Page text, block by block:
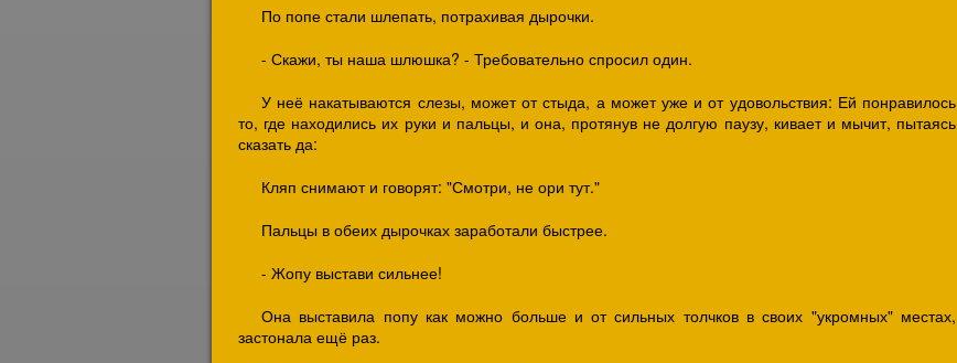
По попе стали шлепать, потрахивая дырочки.
- Скажи, ты наша шлюшка? - Требовательно спросил один.
У неё накатываются слезы, может от стыда, а может уже и от удовольствия: Ей понравилось
то, где находились их руки и пальцы, и она, протянув не долгую паузу, кивает и мычит, пытаясь
сказать да:
Кляп снимают и говорят: "Смотри, не ори тут."
Пальцы в обеих дырочках заработали быстрее.
- Жопу выстави сильнее!
Она выставила попу как можно больше и от сильных толчков в своих "укромных" местах,
застонала ещё раз.